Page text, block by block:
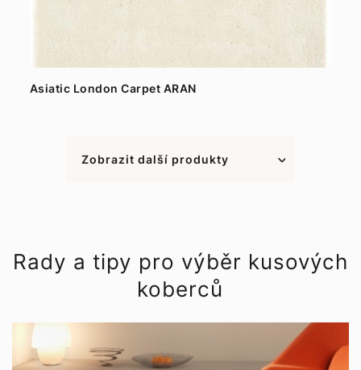
Asiatic London Carpet ARAN
Zobrazit další produkty
Rady a tipy pro výběr kusových
koberců